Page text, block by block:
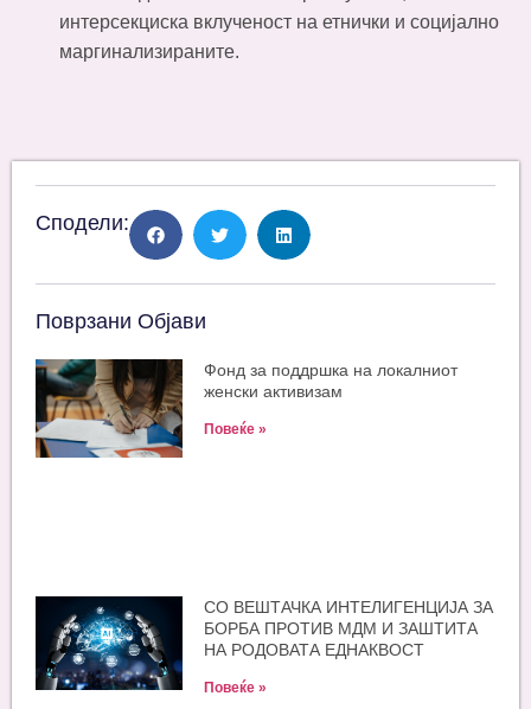
интерсекциска вклученост на етнички и социјално
маргинализираните.
Сподели:
Поврзани Објави
Фонд за поддршка на локалниот
женски активизам
Повеќе »
СО ВЕШТАЧКА ИНТЕЛИГЕНЦИЈА ЗА
БОРБА ПРОТИВ МДМ И ЗАШТИТА
НА РОДОВАТА ЕДНАКВОСТ
Повеќе »